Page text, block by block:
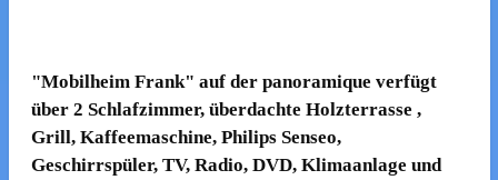
"Mobilheim Frank" auf der panoramique verfügt
über 2 Schlafzimmer, überdachte Holzterrasse ,
Grill, Kaffeemaschine, Philips Senseo,
Geschirrspüler, TV, Radio, DVD, Klimaanlage und